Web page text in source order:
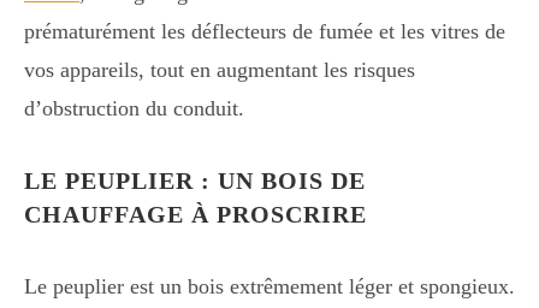
prématurément les déflecteurs de fumée et les vitres de
vos appareils, tout en augmentant les risques
d’obstruction du conduit.
LE PEUPLIER : UN BOIS DE
CHAUFFAGE À PROSCRIRE
Le peuplier est un bois extrêmement léger et spongieux.